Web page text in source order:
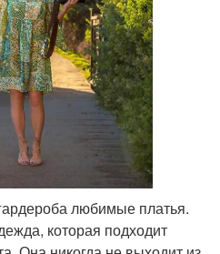
любимые платья.
которая подходит